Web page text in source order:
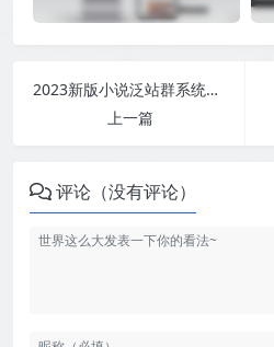
2023新版小说泛站群系统源码 小说泛目录站群源码
上一篇
评论（没有评论）